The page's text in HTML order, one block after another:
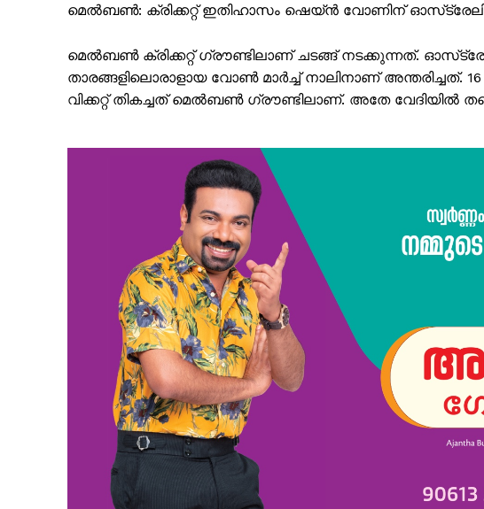
PALA VISION
മെല്‍ബണ്‍: ക്രിക്കറ്റ് ഇതിഹാസം ഷെയ്ന്‍ വോണിന്
മെല്‍ബണ്‍ ക്രിക്കറ്റ് ഗ്രൗണ്ടിലാണ് ചടങ്ങ് നടക്കുന്നത്.
താരങ്ങളിലൊരാളായ വോണ്‍ മാര്‍ച്ച് നാലിനാണ് അന്തരിച്ചത്.
വിക്കറ്റ് തികച്ചത് മെല്‍ബണ്‍ ഗ്രൗണ്ടിലാണ്. അതേ